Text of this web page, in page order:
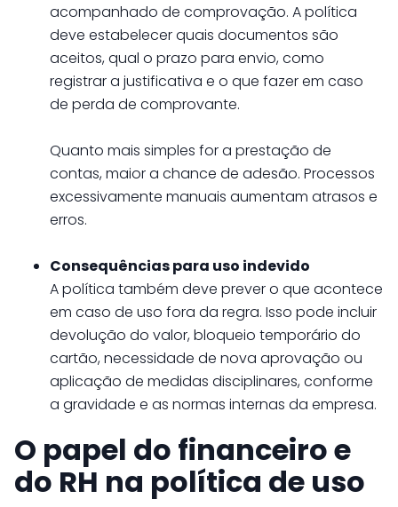
acompanhado de comprovação. A política
deve estabelecer quais documentos são
aceitos, qual o prazo para envio, como
registrar a justificativa e o que fazer em caso
de perda de comprovante.
Quanto mais simples for a prestação de
contas, maior a chance de adesão. Processos
excessivamente manuais aumentam atrasos e
erros.
Consequências para uso indevido
A política também deve prever o que acontece
em caso de uso fora da regra. Isso pode incluir
devolução do valor, bloqueio temporário do
cartão, necessidade de nova aprovação ou
aplicação de medidas disciplinares, conforme
a gravidade e as normas internas da empresa.
O papel do financeiro e
do RH na política de uso